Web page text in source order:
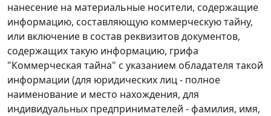
нанесение на материальные носители, содержащие
информацию, составляющую коммерческую тайну,
или включение в состав реквизитов документов,
содержащих такую информацию, грифа
"Коммерческая тайна" с указанием обладателя такой
информации (для юридических лиц - полное
наименование и место нахождения, для
индивидуальных предпринимателей - фамилия, имя,